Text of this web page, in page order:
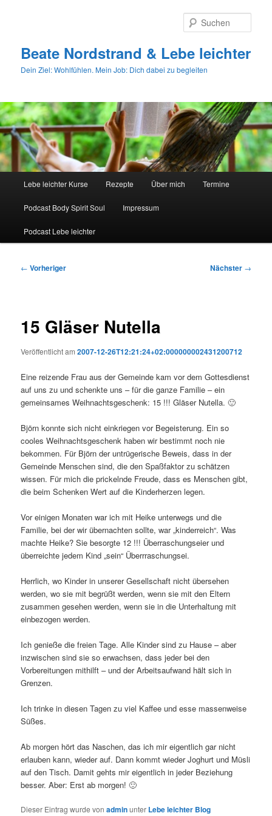
Beate Nordstrand & Lebe leichter
Dein Ziel: Wohlfühlen. Mein Job: Dich dabei zu begleiten
Lebe leichter Kurse Rezepte Über mich Termine
Podcast Body Spirit Soul Impressum
Podcast Lebe leichter
Beitragsnavigation
← Vorheriger Nächster →
15 Gläser Nutella
Veröffentlicht am2007-12-26T12:21:24+02:000000002431200712
Eine reizende Frau aus der Gemeinde kam vor dem Gottesdienst
auf uns zu und schenkte uns – für die ganze Familie – ein
gemeinsames Weihnachtsgeschenk: 15 !!! Gläser Nutella. 🙂
Björn konnte sich nicht einkriegen vor Begeisterung. Ein so
cooles Weihnachtsgeschenk haben wir bestimmt noch nie
bekommen. Für Björn der untrügerische Beweis, dass in der
Gemeinde Menschen sind, die den Spaßfaktor zu schätzen
wissen. Für mich die prickelnde Freude, dass es Menschen gibt,
die beim Schenken Wert auf die Kinderherzen legen.
Vor einigen Monaten war ich mit Heike unterwegs und die
Familie, bei der wir übernachten sollte, war „kinderreich“. Was
machte Heike? Sie besorgte 12 !!! Überraschungseier und
überreichte jedem Kind „sein“ Überrraschungsei.
Herrlich, wo Kinder in unserer Gesellschaft nicht übersehen
werden, wo sie mit begrüßt werden, wenn sie mit den Eltern
zusammen gesehen werden, wenn sie in die Unterhaltung mit
einbezogen werden.
Ich genieße die freien Tage. Alle Kinder sind zu Hause – aber
inzwischen sind sie so erwachsen, dass jeder bei den
Vorbereitungen mithilft – und der Arbeitsaufwand hält sich in
Grenzen.
Ich trinke in diesen Tagen zu viel Kaffee und esse massenweise
Süßes.
Ab morgen hört das Naschen, das ich mir eigentlich gar nicht
erlauben kann, wieder auf. Dann kommt wieder Joghurt und Müsli
auf den Tisch. Damit gehts mir eigentlich in jeder Beziehung
besser. Aber: Erst ab morgen! 🙂
Dieser Eintrag wurde vonadminunter Lebe leichter Blog